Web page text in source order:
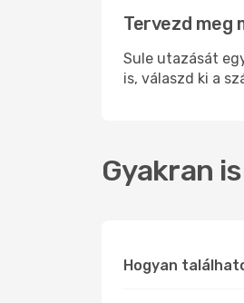
Tervezd meg
Sule utazását
is, válaszd ki a
Gyakran
Hogyan